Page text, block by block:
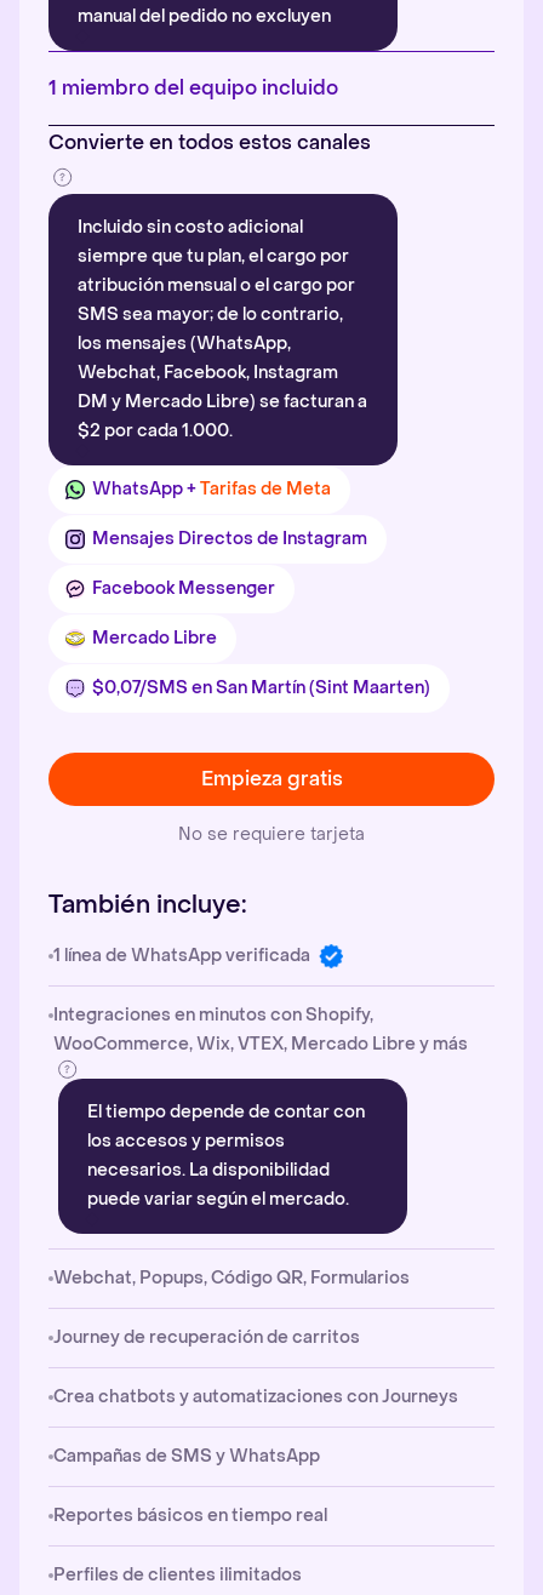
manual del pedido no excluyen
automáticamente la atribución.
Más información
1 miembro del equipo incluido
Convierte en todos estos canales
Incluido sin costo adicional
siempre que tu plan, el cargo por
atribución mensual o el cargo por
SMS sea mayor; de lo contrario,
los mensajes (WhatsApp,
Webchat, Facebook, Instagram
DM y Mercado Libre) se facturan a
$2 por cada 1.000.
WhatsApp +Tarifas de Meta
Mensajes Directos de Instagram
Facebook Messenger
Mercado Libre
$0,07/SMS en San Martín (Sint Maarten)
Empieza gratis
No se requiere tarjeta
También incluye:
1 línea de WhatsApp verificada
Integraciones en minutos con Shopify,
WooCommerce, Wix, VTEX, Mercado Libre y más
El tiempo depende de contar con
los accesos y permisos
necesarios. La disponibilidad
puede variar según el mercado.
Webchat, Popups, Código QR, Formularios
Journey de recuperación de carritos
Crea chatbots y automatizaciones con Journeys
Campañas de SMS y WhatsApp
Reportes básicos en tiempo real
Perfiles de clientes ilimitados